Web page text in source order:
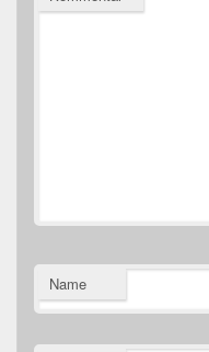
Name